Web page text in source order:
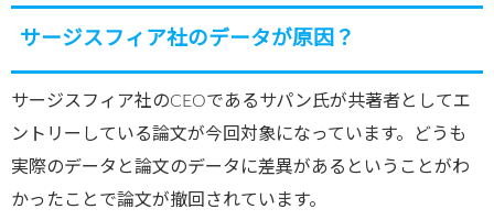
サージスフィア社のデータが原因？
サージスフィア社のCEOであるサパン氏が共著者としてエ
ントリーしている論文が今回対象になっています。どうも
実際のデータと論文のデータに差異があるということがわ
かったことで論文が撤回されています。